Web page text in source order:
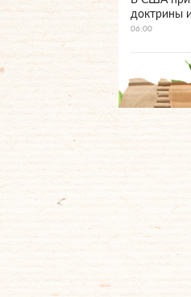
доктрины
06:00